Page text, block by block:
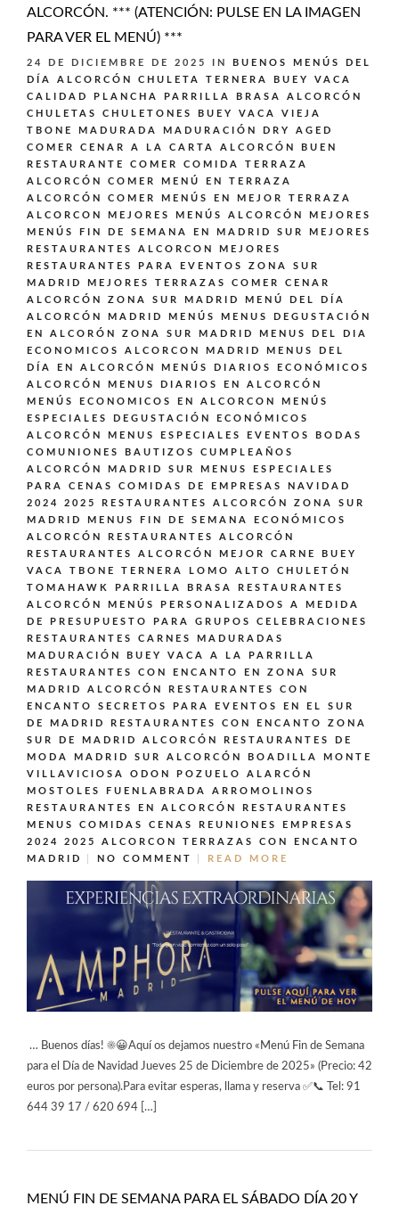
ALCORCÓN. *** (ATENCIÓN: PULSE EN LA IMAGEN
PARA VER EL MENÚ) ***
24 DE DICIEMBRE DE 2025 IN
BUENOS MENÚS DEL
DÍA ALCORCÓN
CHULETA TERNERA BUEY VACA
CALIDAD PLANCHA PARRILLA BRASA ALCORCÓN
CHULETAS CHULETONES BUEY VACA VIEJA
TBONE MADURADA MADURACIÓN DRY AGED
COMER CENAR A LA CARTA ALCORCÓN BUEN
RESTAURANTE
COMER COMIDA TERRAZA
ALCORCÓN
COMER MENÚ EN TERRAZA
ALCORCÓN
COMER MENÚS EN MEJOR TERRAZA
ALCORCON
MEJORES MENÚS ALCORCÓN
MEJORES
MENÚS FIN DE SEMANA EN MADRID SUR
MEJORES
RESTAURANTES ALCORCON
MEJORES
RESTAURANTES PARA EVENTOS ZONA SUR
MADRID
MEJORES TERRAZAS COMER CENAR
ALCORCÓN ZONA SUR MADRID
MENÚ DEL DÍA
ALCORCÓN MADRID
MENÚS
MENUS DEGUSTACIÓN
EN ALCORÓN ZONA SUR MADRID
MENUS DEL DIA
ECONOMICOS ALCORCON MADRID
MENUS DEL
DÍA EN ALCORCÓN
MENÚS DIARIOS ECONÓMICOS
ALCORCÓN
MENUS DIARIOS EN ALCORCÓN
MENÚS ECONOMICOS EN ALCORCON
MENÚS
ESPECIALES DEGUSTACIÓN ECONÓMICOS
ALCORCÓN
MENUS ESPECIALES EVENTOS BODAS
COMUNIONES BAUTIZOS CUMPLEAÑOS
ALCORCÓN MADRID SUR
MENUS ESPECIALES
PARA CENAS COMIDAS DE EMPRESAS NAVIDAD
2024 2025 RESTAURANTES ALCORCÓN ZONA SUR
MADRID
MENUS FIN DE SEMANA ECONÓMICOS
ALCORCÓN
RESTAURANTES ALCORCÓN
RESTAURANTES ALCORCÓN MEJOR CARNE BUEY
VACA TBONE TERNERA LOMO ALTO CHULETÓN
TOMAHAWK PARRILLA BRASA
RESTAURANTES
ALCORCÓN MENÚS PERSONALIZADOS A MEDIDA
DE PRESUPUESTO PARA GRUPOS CELEBRACIONES
RESTAURANTES CARNES MADURADAS
MADURACIÓN BUEY VACA A LA PARRILLA
RESTAURANTES CON ENCANTO EN ZONA SUR
MADRID ALCORCÓN
RESTAURANTES CON
ENCANTO SECRETOS PARA EVENTOS EN EL SUR
DE MADRID
RESTAURANTES CON ENCANTO ZONA
SUR DE MADRID ALCORCÓN
RESTAURANTES DE
MODA MADRID SUR ALCORCÓN BOADILLA MONTE
VILLAVICIOSA ODON POZUELO ALARCÓN
MOSTOLES FUENLABRADA ARROMOLINOS
RESTAURANTES EN ALCORCÓN
RESTAURANTES
MENUS COMIDAS CENAS REUNIONES EMPRESAS
2024 2025 ALCORCON
TERRAZAS CON ENCANTO
MADRID
NO COMMENT READ MORE
… Buenos días! ☀️😀Aquí os dejamos nuestro «Menú Fin de Semana
para el Día de Navidad Jueves 25 de Diciembre de 2025» (Precio: 42
euros por persona).Para evitar esperas, llama y reserva ✅📞 Tel: 91
644 39 17 / 620 694 […]
MENÚ FIN DE SEMANA PARA EL SÁBADO DÍA 20 Y